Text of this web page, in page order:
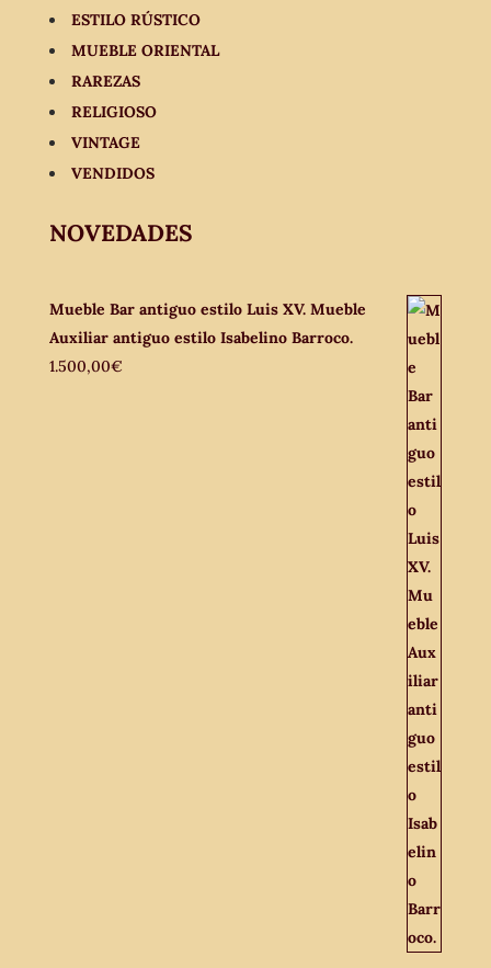
ESTILO RÚSTICO
MUEBLE ORIENTAL
RAREZAS
RELIGIOSO
VINTAGE
VENDIDOS
NOVEDADES
Mueble Bar antiguo estilo Luis XV. Mueble
Auxiliar antiguo estilo Isabelino Barroco.
1.500,00€